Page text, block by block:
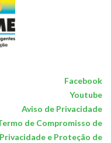
Facebook
Youtube
Aviso de Privacidade
de Compromisso de
Privacidade e Proteção de